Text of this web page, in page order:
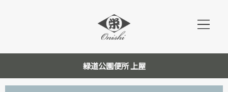
緑道公園便所 上屋